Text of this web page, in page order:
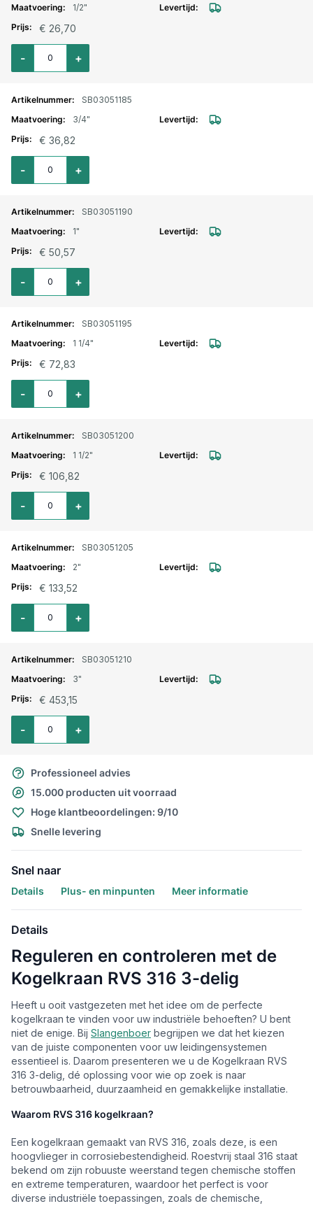
1/2"
€ 26,70
Aantal voor Kogelkraan RVS 316 3-delig bi.bi 1/2"
+
-
SB03051185
3/4"
€ 36,82
Aantal voor Kogelkraan RVS 316 3-delig bi.bi 3/4"
+
-
SB03051190
1"
€ 50,57
Aantal voor Kogelkraan RVS 316 3-delig bi.bi 1"
+
-
SB03051195
1 1/4"
€ 72,83
Aantal voor Kogelkraan RVS 316 3-delig bi.bi 1 1/4"
+
-
SB03051200
1 1/2"
€ 106,82
Aantal voor Kogelkraan RVS 316 3-delig bi.bi 1 1/2"
+
-
SB03051205
2"
€ 133,52
Aantal voor Kogelkraan RVS 316 3-delig bi.bi 2"
+
-
SB03051210
3"
€ 453,15
Aantal voor Kogelkraan RVS 316 3-delig bi.bi 3"
+
-
Professioneel advies
15.000 producten uit voorraad
Hoge klantbeoordelingen: 9/10
Snelle levering
Snel naar
Details Plus- en minpunten Meer informatie
Details
Reguleren en controleren met de
Kogelkraan RVS 316 3-delig
Heeft u ooit vastgezeten met het idee om de perfecte
kogelkraan te vinden voor uw industriële behoeften? U bent
niet de enige. Bij Slangenboer begrijpen we dat het kiezen
van de juiste componenten voor uw leidingensystemen
essentieel is. Daarom presenteren we u de Kogelkraan RVS
316 3-delig, dé oplossing voor wie op zoek is naar
betrouwbaarheid, duurzaamheid en gemakkelijke installatie.
Waarom RVS 316 kogelkraan?
Een kogelkraan gemaakt van RVS 316, zoals deze, is een
hoogvlieger in corrosiebestendigheid. Roestvrij staal 316 staat
bekend om zijn robuuste weerstand tegen chemische stoffen
en extreme temperaturen, waardoor het perfect is voor
diverse industriële toepassingen, zoals de chemische,